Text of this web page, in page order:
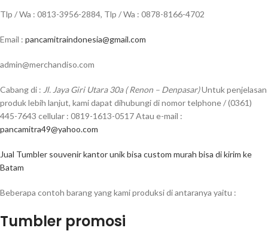
Tlp / Wa : 0813-3956-2884, Tlp / Wa : 0878-8166-4702
Email : pancamitraindonesia@gmail.com
admin@merchandiso.com
Cabang di : Jl. Jaya Giri Utara 30a ( Renon – Denpasar)Untuk penjelasan
produk lebih lanjut, kami dapat dihubungi di nomor telphone / (0361)
445-7643 cellular : 0819-1613-0517 Atau e-mail :
pancamitra49@yahoo.com
Jual Tumbler souvenir kantor unik bisa custom murah bisa di kirim ke
Batam
Beberapa contoh barang yang kami produksi di antaranya yaitu :
Tumbler promosi